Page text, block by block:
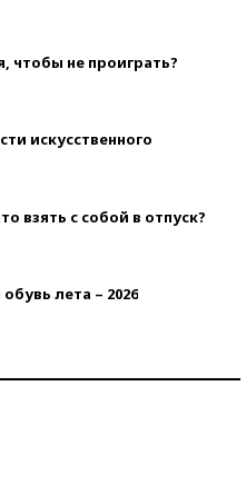
чтобы не проиграть?
искусственного
взять с собой в отпуск?
лета – 2026